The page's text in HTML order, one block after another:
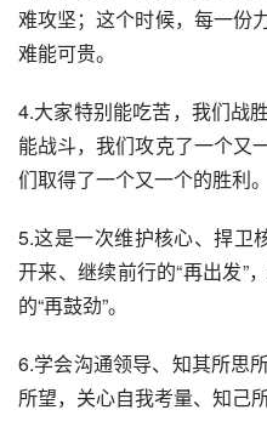
难攻坚；这个时候，每一份
难能可贵。
4.大家特别能吃苦，我们战
能战斗，我们攻克了一个又
们取得了一个又一个的胜利。
5.这是一次维护核心、捍卫
开来、继续前行的“再出发”
的“再鼓劲”。
6.学会沟通领导、知其所思
所望，关心自我考量、知己